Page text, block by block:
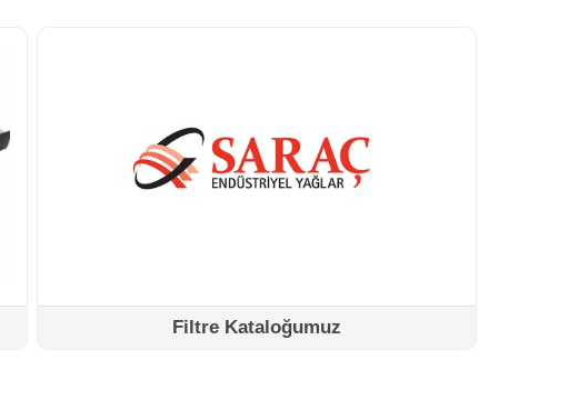
Filtre Kataloğumuz